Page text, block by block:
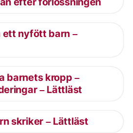
ett nyfött barn –
barnets kropp –
– Lättläst
skriker – Lättläst